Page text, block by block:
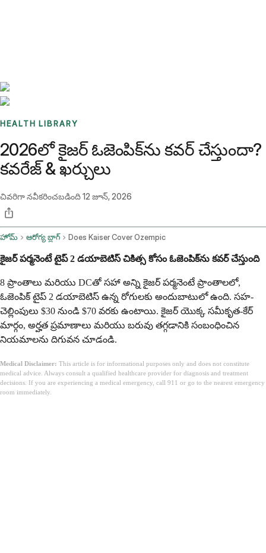
HEALTH LIBRARY
2026లో కైజర్ ఓజెంపిక్‌ను కవర్ చేస్తుందా?
కవరేజ్ & ఖర్చులు
చివరిగా నవీకరించబడింది12 జూన్, 2026
హోమ్ ఆరోగ్య బ్లాగ్ Does Kaiser Cover Ozempic
కైజర్ పర్మనెంటే టైప్ 2 డయాబెటిస్ చికిత్స కోసం ఓజెంపిక్‌ను కవర్ చేస్తుంది
8 ప్రాంతాలు మరియు DCతో సహా అన్ని కైజర్ పర్మనెంటే ప్రాంతాలలో,
ఓజెంపిక్ టైప్ 2 డయాబెటిస్ ఉన్న రోగులకు అందుబాటులో ఉంది. సహ-
చెల్లింపులు $30 నుండి $70 వరకు ఉంటాయి. కైజర్ యొక్క సమీకృత-కేర్
మార్గం, అర్హత ప్రమాణాలు మరియు బరువు తగ్గడానికి సంబంధించిన
నియమాలను దిగువన చూడండి.
Medical Disclaimer: This article is for informational purposes only and does not constitute
medical advice. Always consult a qualified healthcare provider for diagnosis and treatment
decisions. If you are experiencing a medical emergency, call 911 or go to the nearest emergency
room immediately.